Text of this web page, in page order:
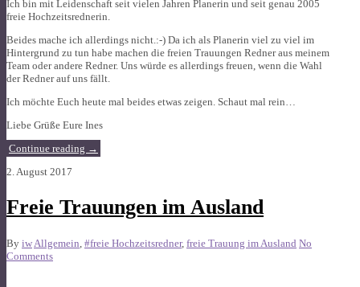
Ich bin mit Leidenschaft seit vielen Jahren Planerin und seit genau 2005
freie Hochzeitsrednerin.
Beides mache ich allerdings nicht.:-) Da ich als Planerin viel zu viel im
Hintergrund zu tun habe machen die freien Trauungen Redner aus meinem
Team oder andere Redner. Uns würde es allerdings freuen, wenn die Wahl
der Redner auf uns fällt.
Ich möchte Euch heute mal beides etwas zeigen. Schaut mal rein…
Liebe Grüße Eure Ines
Continue reading →
2. August 2017
Freie Trauungen im Ausland
By iw Allgemein #freie Hochzeitsredner, freie Trauung im Ausland No
Comments